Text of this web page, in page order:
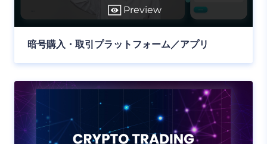
Preview
暗号購入・取引プラットフォーム／アプリ